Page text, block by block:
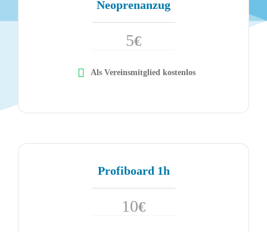
Neoprenanzug
5€
Als Vereinsmitglied kostenlos
Profiboard 1h
10€